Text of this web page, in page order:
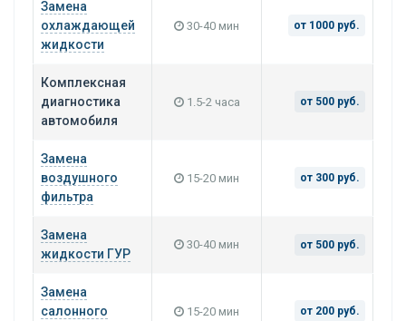
Замена
охлаждающей
жидкости
30-40 мин от 1000 руб.
Комплексная
диагностика
автомобиля
1.5-2 часа от 500 руб.
Замена
воздушного
фильтра
15-20 мин от 300 руб.
Замена
жидкости ГУР
30-40 мин от 500 руб.
Замена
салонного
15-20 мин от 200 руб.